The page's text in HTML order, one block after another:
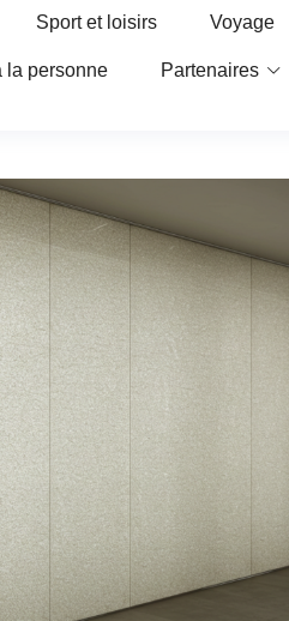
Sport et loisirs Voyage
la personne Partenaires